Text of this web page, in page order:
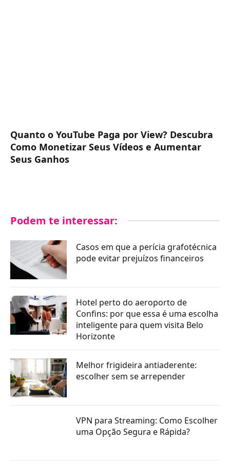
Quanto o YouTube Paga por View? Descubra
Como Monetizar Seus Vídeos e Aumentar
Seus Ganhos
Podem te interessar:
Casos em que a perícia grafotécnica
pode evitar prejuízos financeiros
Hotel perto do aeroporto de
Confins: por que essa é uma escolha
inteligente para quem visita Belo
Horizonte
Melhor frigideira antiaderente:
escolher sem se arrepender
VPN para Streaming: Como Escolher
uma Opção Segura e Rápida?